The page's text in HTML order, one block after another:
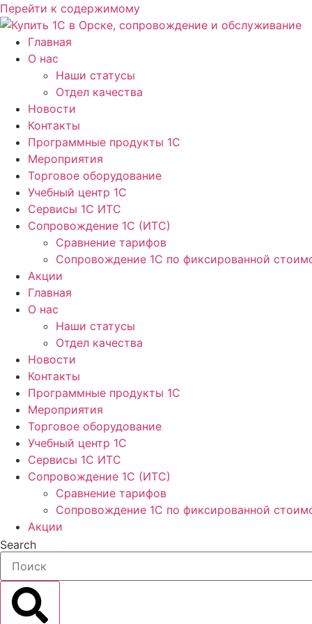
Перейти к содержимому
Главная
О нас
Наши статусы
Отдел качества
Новости
Контакты
Программные продукты 1C
Мероприятия
Торговое оборудование
Учебный центр 1C
Сервисы 1C ИТС
Сопровождение 1С (ИТС)
Сравнение тарифов
Сопровождение 1С по фиксированной
Акции
Главная
О нас
Наши статусы
Отдел качества
Новости
Контакты
Программные продукты 1C
Мероприятия
Торговое оборудование
Учебный центр 1C
Сервисы 1C ИТС
Сопровождение 1С (ИТС)
Сравнение тарифов
Сопровождение 1С по фиксированной
Акции
Search